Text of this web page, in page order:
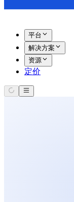
平台
解决方案
资源
定价